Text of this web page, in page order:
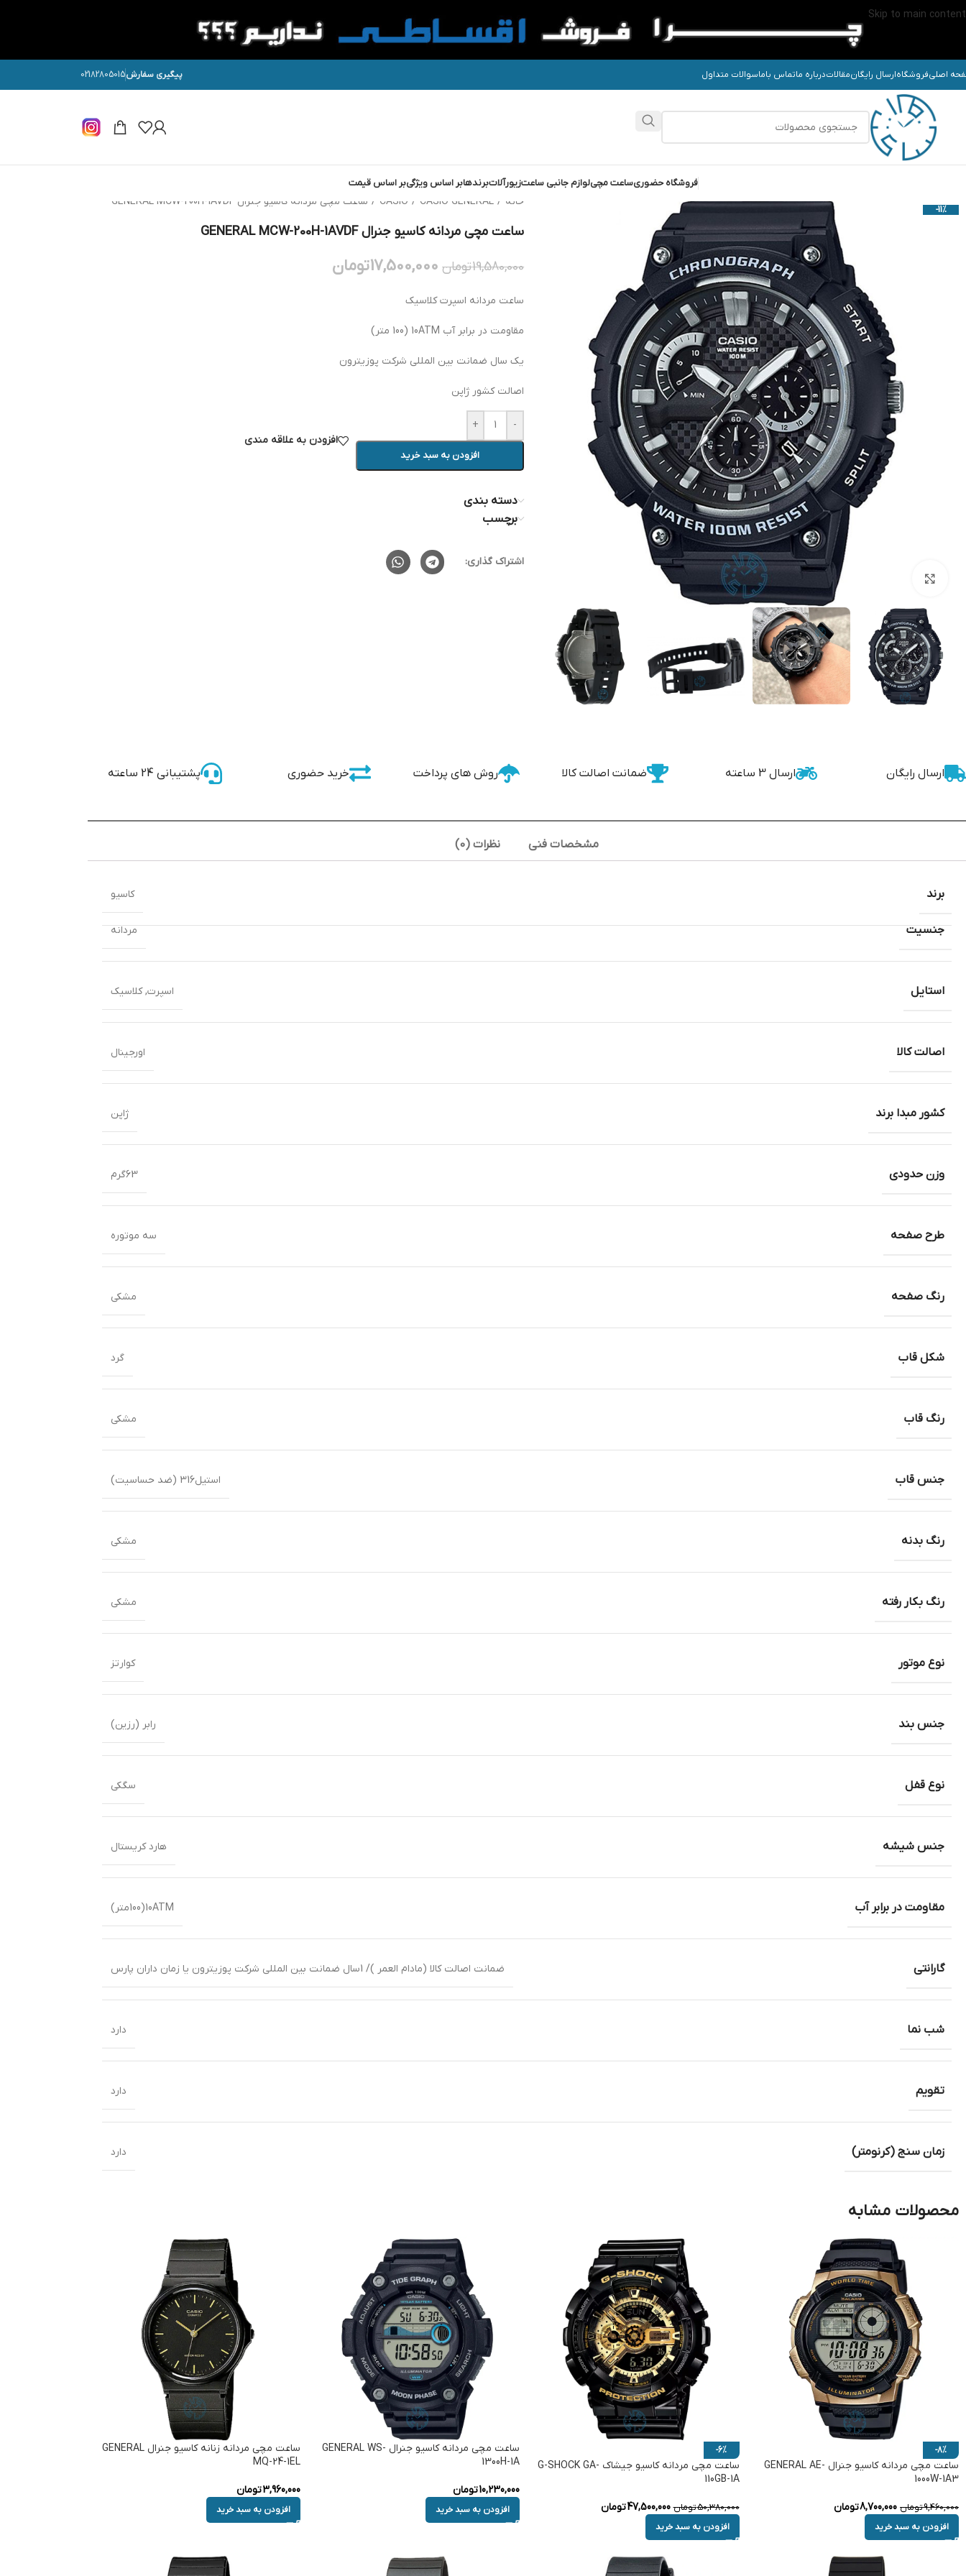
Skip to main content
اصلیفروشگاهارسال رایگانمقالاتدرباره ماتماس باماسوالات متداول پیگیری سفارش02182805015
فروشگاه حضوریساعت مچیلوازم جانبی ساعتزیورآلاتبرندهابر اساس ویژگیبر اساس قیمت
-11%
خانه /
CASIO / CASIO GENERAL
/ ساعت مچی مردانه کاسیو جنرال GENERAL MCW-200H-1AVDF
ساعت مچی مردانه کاسیو جنرال GENERAL MCW-200H-1AVDF
19,580,000تومان 17,500,000تومان
ساعت مردانه اسپرت کلاسیک
مقاومت در برابر آب 10ATM (100 متر)
یک سال ضمانت بین المللی شرکت پوزیترون
اصالت کشور ژاپن
-
+
افزودن به سبد خرید
افزودن به علاقه مندی
دسته بندی
برچسب
اشتراک گذاری:
ارسال رایگان ارسال 3 ساعته ضمانت اصالت کالا روش های پرداخت خرید حضوری پشتیبانی 24 ساعته
مشخصات فنی نظرات (0)
جنسیت مردانه
استایل اسپرت,کلاسیک
اصالت کالا اورجینال
کشور مبدا برند ژاپن
وزن حدودی 63گرم
طرح صفحه سه موتوره
رنگ صفحه مشکی
شکل قاب گرد
رنگ قاب مشکی
جنس قاب استیل316 (ضد حساسیت)
رنگ بدنه مشکی
رنگ بکار رفته مشکی
نوع موتور کوارتز
جنس بند رابر (رزین)
نوع قفل سگکی
جنس شیشه هارد کریستال
مقاومت در برابر آب 10ATM(100متر)
گارانتی ضمانت اصالت کالا (مادام العمر )/ 1سال ضمانت بین المللی شرکت پوزیترون یا زمان داران پارس
شب نما دارد
تقویم دارد
زمان سنج (کرنومتر) دارد
برند کاسیو
محصولات مشابه
-8%
ساعت مچی مردانه کاسیو جنرال GENERAL AE-
1000W-1A3
9,460,000تومان 8,700,000تومان
افزودن به سبد خرید
-6%
ساعت مچی مردانه کاسیو جیشاک G-SHOCK GA-
110GB-1A
50,380,000تومان 47,500,000تومان
افزودن به سبد خرید
ساعت مچی مردانه کاسیو جنرال GENERAL WS-
1300H-1A
10,230,000تومان
افزودن به سبد خرید
ساعت مچی مردانه زنانه کاسیو جنرال GENERAL
MQ-24-1EL
3,960,000تومان
افزودن به سبد خرید